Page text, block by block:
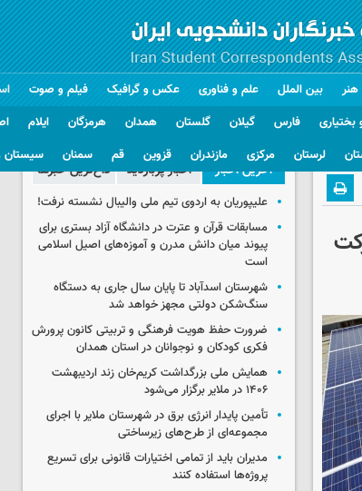
بین الملل علم و فناوری عکس و گرافیک فیلم و صوت
بختیاری فارس گیلان گلستان همدان هرمزگان ایلام
لرستان مرکزی مازندران قزوین قم سمنان سیستان
آخرین اخبار اخبار پربازدید داغ‌ترین خبرها
علیپوریان به اردوی تیم ملی والیبال نشسته نرفت!
مسابقات قرآن و عترت در دانشگاه آزاد بستری برای
پیوند میان دانش مدرن و آموزه‌های اصیل اسلامی
است
شهرستان اسدآباد تا پایان سال جاری به دستگاه
سنگ‌شکن دولتی مجهز خواهد شد
ضرورت حفظ هویت فرهنگی و تربیتی کانون پرورش
فکری کودکان و نوجوانان در استان همدان
همایش ملی بزرگداشت کریم‌خان زند اردیبهشت
۱۴۰۶ در ملایر برگزار می‌شود
تأمین پایدار انرژی برق در شهرستان ملایر با اجرای
مجموعه‌ای از طرح‌های زیرساختی
مدیران باید از تمامی اختیارات قانونی برای تسریع
پروژه‌ها استفاده کنند